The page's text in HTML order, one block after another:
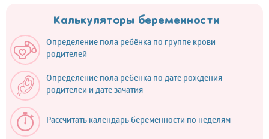
Калькуляторы беременности
Определение пола ребёнка по группе крови
родителей
Определение пола ребёнка по дате рождения
родителей и дате зачатия
Рассчитать календарь беременности по неделям